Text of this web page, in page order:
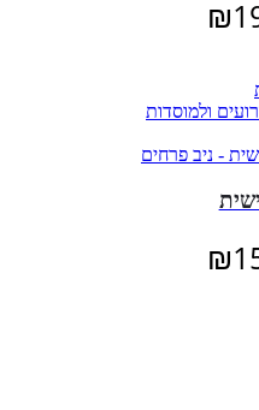
₪
ולמוסדות
₪